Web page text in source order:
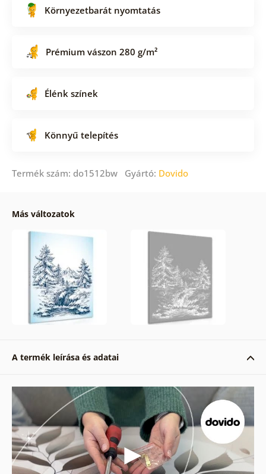
Környezetbarát nyomtatás
Prémium vászon 280 g/m²
Élénk színek
Könnyű telepítés
Termék szám: do1512bw Gyártó: Dovido
Más változatok
A termék leírása és adatai